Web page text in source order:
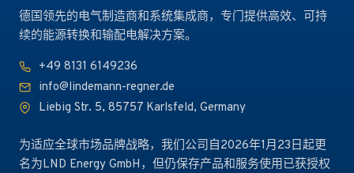
德国领先的电气制造商和系统集成商，专门提供高效、可持
续的能源转换和输配电解决方案。
+49 8131 6149236
info@lindemann-regner.de
Liebig Str. 5, 85757 Karlsfeld, Germany
为适应全球市场品牌战略，我们公司自2026年1月23日起更
名为LND Energy GmbH，但仍保存产品和服务使用已获授权